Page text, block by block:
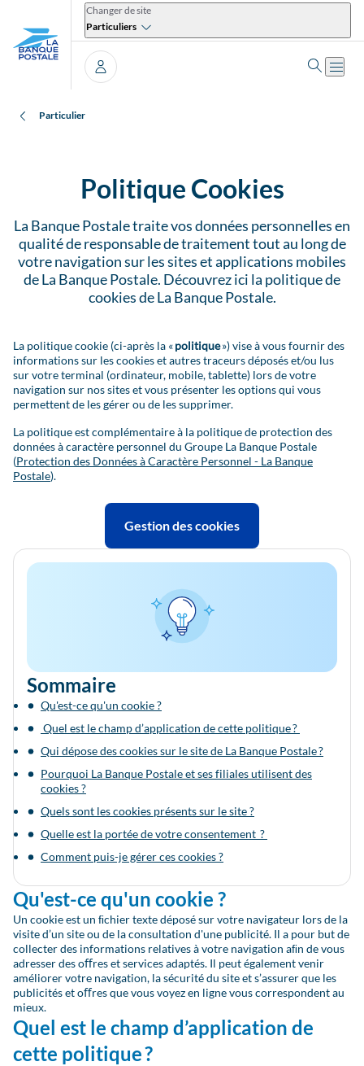
Changer de site
Particuliers
Se connecter
Ouvrir
Particulier
Politique Cookies
La Banque Postale traite vos données personnelles en
qualité de responsable de traitement tout au long de
votre navigation sur les sites et applications mobiles
de La Banque Postale. Découvrez ici la politique de
cookies de La Banque Postale.
La politique cookie (ci-après la «politique») vise à vous fournir des
informations sur les cookies et autres traceurs déposés et/ou lus
sur votre terminal (ordinateur, mobile, tablette) lors de votre
navigation sur nos sites et vous présenter les options qui vous
permettent de les gérer ou de les supprimer.
La politique est complémentaire à la politique de protection des
données à caractère personnel du Groupe La Banque Postale
(Protection des Données à Caractère Personnel - La Banque
Postale).
Gestion des cookies
Sommaire
Qu'est-ce qu'un cookie ?
Quel est le champ d’application de cette politique ?
Qui dépose des cookies sur le site de La Banque Postale ?
Pourquoi La Banque Postale et ses filiales utilisent des
cookies ?
Quels sont les cookies présents sur le site ?
Quelle est la portée de votre consentement ?
Comment puis-je gérer ces cookies ?
Qu'est-ce qu'un cookie ?
Un cookie est un ﬁchier texte déposé sur votre navigateur lors de la
visite d’un site ou de la consultation d'une publicité. Il a pour but de
collecter des informations relatives à votre navigation aﬁn de vous
adresser des oﬀres et services adaptés. Il peut également venir
améliorer votre navigation, la sécurité du site et s’assurer que les
publicités et oﬀres que vous voyez en ligne vous correspondent au
mieux.
Quel est le champ d’application de
cette politique ?